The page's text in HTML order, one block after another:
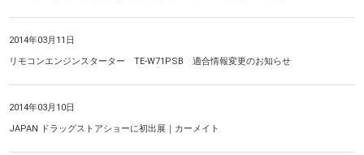
2014年03月11日
リモコンエンジンスターター TE-W71PSB 適合情報変更のお知らせ
2014年03月10日
JAPAN ドラッグストアショーに初出展｜カーメイト